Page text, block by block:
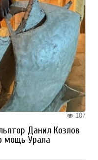
107
Данил Козлов
мощь Урала